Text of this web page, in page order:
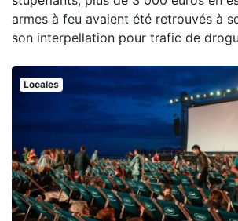
armes à feu avaient été retrouvés à
son interpellation pour trafic de
Locales